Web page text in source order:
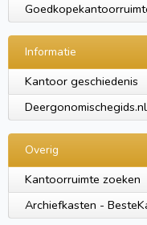
Informatie
Kantoor geschiedenis
Deergonomischegids.nl
Overig
Kantoorruimte zoeken
Archiefkasten -